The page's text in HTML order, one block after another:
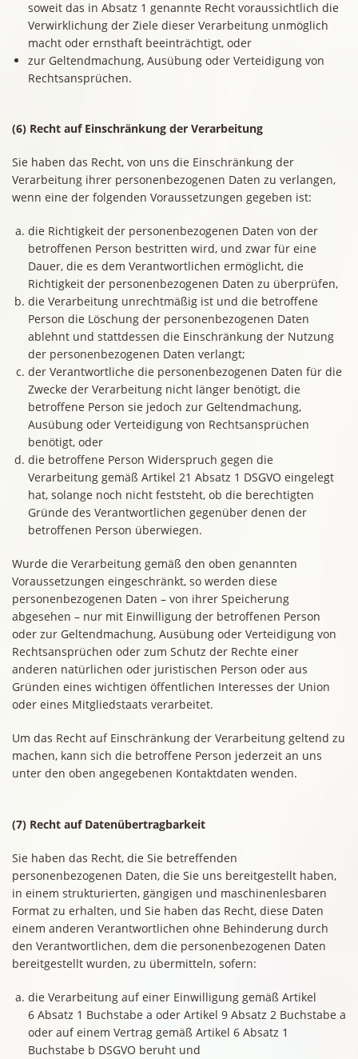
soweit das in Absatz 1 genannte Recht voraussichtlich die
Verwirklichung der Ziele dieser Verarbeitung unmöglich
macht oder ernsthaft beeinträchtigt, oder
zur Geltendmachung, Ausübung oder Verteidigung von
Rechtsansprüchen.
(6) Recht auf Einschränkung der Verarbeitung
Sie haben das Recht, von uns die Einschränkung der
Verarbeitung ihrer personenbezogenen Daten zu verlangen,
wenn eine der folgenden Voraussetzungen gegeben ist:
die Richtigkeit der personenbezogenen Daten von der
betroffenen Person bestritten wird, und zwar für eine
Dauer, die es dem Verantwortlichen ermöglicht, die
Richtigkeit der personenbezogenen Daten zu überprüfen,
die Verarbeitung unrechtmäßig ist und die betroffene
Person die Löschung der personenbezogenen Daten
ablehnt und stattdessen die Einschränkung der Nutzung
der personenbezogenen Daten verlangt;
der Verantwortliche die personenbezogenen Daten für die
Zwecke der Verarbeitung nicht länger benötigt, die
betroffene Person sie jedoch zur Geltendmachung,
Ausübung oder Verteidigung von Rechtsansprüchen
benötigt, oder
die betroffene Person Widerspruch gegen die
Verarbeitung gemäß Artikel 21 Absatz 1 DSGVO eingelegt
hat, solange noch nicht feststeht, ob die berechtigten
Gründe des Verantwortlichen gegenüber denen der
betroffenen Person überwiegen.
Wurde die Verarbeitung gemäß den oben genannten
Voraussetzungen eingeschränkt, so werden diese
personenbezogenen Daten – von ihrer Speicherung
abgesehen – nur mit Einwilligung der betroffenen Person
oder zur Geltendmachung, Ausübung oder Verteidigung von
Rechtsansprüchen oder zum Schutz der Rechte einer
anderen natürlichen oder juristischen Person oder aus
Gründen eines wichtigen öffentlichen Interesses der Union
oder eines Mitgliedstaats verarbeitet.
Um das Recht auf Einschränkung der Verarbeitung geltend zu
machen, kann sich die betroffene Person jederzeit an uns
unter den oben angegebenen Kontaktdaten wenden.
(7) Recht auf Datenübertragbarkeit
Sie haben das Recht, die Sie betreffenden
personenbezogenen Daten, die Sie uns bereitgestellt haben,
in einem strukturierten, gängigen und maschinenlesbaren
Format zu erhalten, und Sie haben das Recht, diese Daten
einem anderen Verantwortlichen ohne Behinderung durch
den Verantwortlichen, dem die personenbezogenen Daten
bereitgestellt wurden, zu übermitteln, sofern:
die Verarbeitung auf einer Einwilligung gemäß Artikel
6 Absatz 1 Buchstabe a oder Artikel 9 Absatz 2 Buchstabe a
oder auf einem Vertrag gemäß Artikel 6 Absatz 1
Buchstabe b DSGVO beruht und